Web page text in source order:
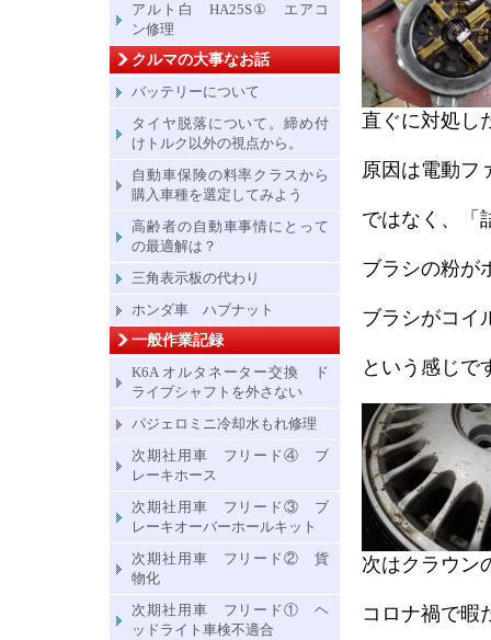
直ぐに対処し
原因は電動フ
ではなく、「
ブラシの粉が
ブラシがコイ
という感じで
次はクラウン
コロナ禍で暇
アルト白 HA25S① エアコ
ン修理
クルマの大事なお話
バッテリーについて
タイヤ脱落について。締め付
けトルク以外の視点から。
自動車保険の料率クラスから
購入車種を選定してみよう
高齢者の自動車事情にとって
の最適解は？
三角表示板の代わり
ホンダ車 ハブナット
一般作業記録
K6A オルタネーター交換 ド
ライブシャフトを外さない
パジェロミニ冷却水もれ修理
次期社用車 フリード④ ブ
レーキホース
次期社用車 フリード③ ブ
レーキオーバーホールキット
次期社用車 フリード② 貨
物化
次期社用車 フリード① ヘ
ッドライト車検不適合